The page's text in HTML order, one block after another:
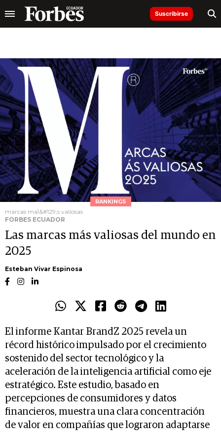
Suscribirse
RANKINGS
marcas maÌ&#129;s valiosas
FORBES ECUADOR
Las marcas más valiosas del mundo en
2025
Esteban Vivar Espinosa
El informe Kantar BrandZ 2025 revela un
récord histórico impulsado por el crecimiento
sostenido del sector tecnológico y la
aceleración de la inteligencia artificial como eje
estratégico. Este estudio, basado en
percepciones de consumidores y datos
financieros, muestra una clara concentración
de valor en compañías que lograron adaptarse